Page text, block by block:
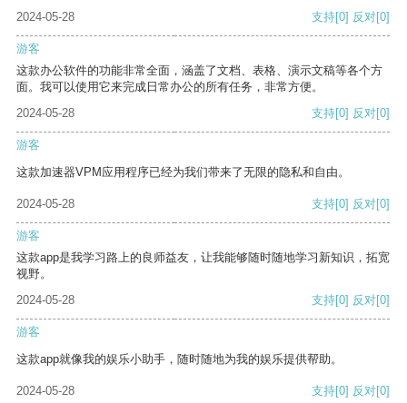
2024-05-28
支持[0] 反对[0]
游客
这款办公软件的功能非常全面，涵盖了文档、表格、演示文稿等各个方
面。我可以使用它来完成日常办公的所有任务，非常方便。
2024-05-28
支持[0] 反对[0]
游客
这款加速器VPM应用程序已经为我们带来了无限的隐私和自由。
2024-05-28 支持[0] 反对[0]
游客
这款app是我学习路上的良师益友，让我能够随时随地学习新知识，拓宽
视野。
2024-05-28
支持[0] 反对[0]
游客
这款app就像我的娱乐小助手，随时随地为我的娱乐提供帮助。
2024-05-28 支持[0] 反对[0]